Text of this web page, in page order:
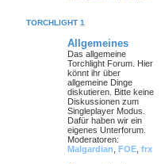
TORCHLIGHT 1
Allgemeines
Das allgemeine
Torchlight Forum. Hier
könnt ihr über
allgemeine Dinge
diskutieren. Bitte keine
Diskussionen zum
Singleplayer Modus.
Dafür haben wir ein
eigenes Unterforum.
Moderatoren:
Malgardian FOE frx